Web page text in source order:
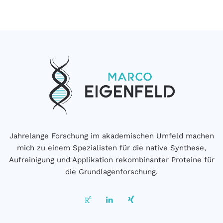
Jahrelange Forschung im akademischen Umfeld machen
mich zu einem Spezialisten für die native Synthese,
Aufreinigung und Applikation rekombinanter Proteine für
die Grundlagenforschung.